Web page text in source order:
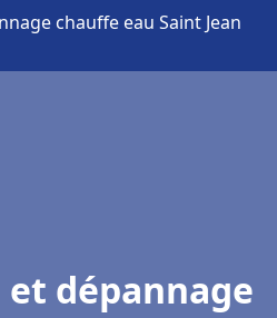
chauffe eau Saint Jean
dépannage